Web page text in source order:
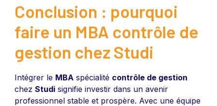
Conclusion : pourquoi
faire un MBA contrôle de
gestion chez Studi
Intégrer le MBA spécialité contrôle de gestion
chez Studi signifie investir dans un avenir
professionnel stable et prospère. Avec une équipe